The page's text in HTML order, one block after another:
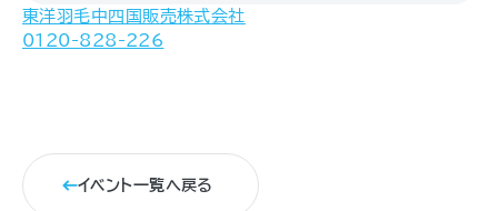
東洋羽毛中四国販売株式会社
0120-828-226
イベント一覧へ戻る